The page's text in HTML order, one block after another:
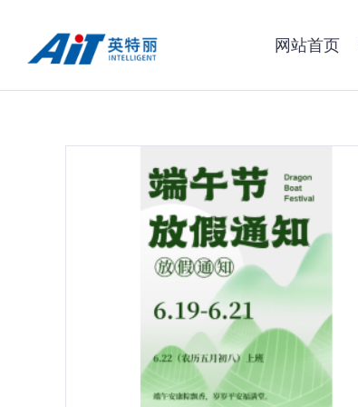
网站首页